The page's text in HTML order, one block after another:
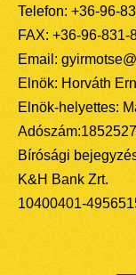
Telefon: +36-96-
FAX: +36-96-831-
Email:
Elnök: Horváth
Elnök-helyettes:
Bírósági
K&H Bank Zrt.
10400401-